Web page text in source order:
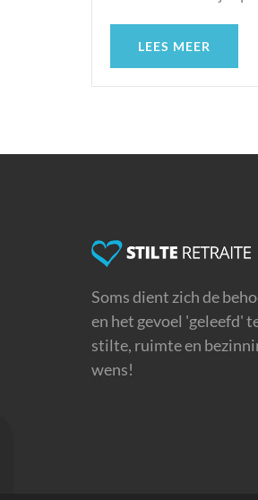
LEES MEER
Soms dient zich de
en het gevoel 'geleefd'
stilte, ruimte en
wens!